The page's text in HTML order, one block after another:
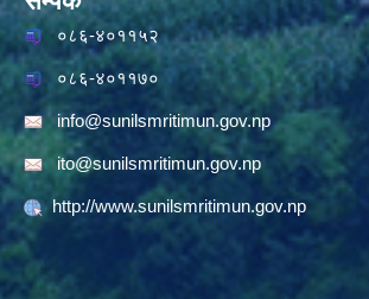
०८६-४०११५२
०८६-४०११७०
info@sunilsmritimun.gov.np
ito@sunilsmritimun.gov.np
http://www.sunilsmritimun.gov.np